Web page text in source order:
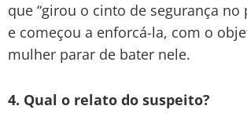
que “girou o cinto de segurança no
e começou a enforcá-la, com o
mulher parar de bater nele.
4. Qual o relato do suspeito?